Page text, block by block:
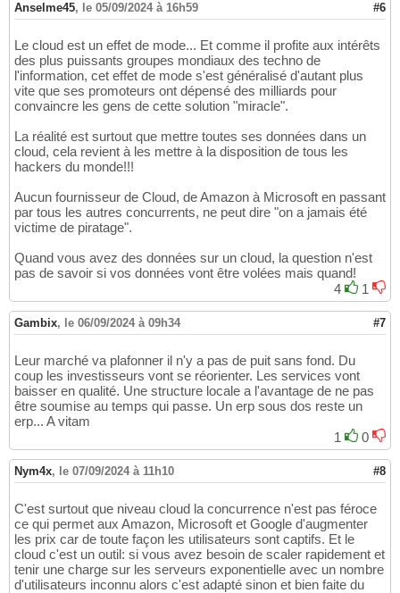
Anselme45, le 05/09/2024 à 16h59 #6
Le cloud est un effet de mode... Et comme il profite aux intérêts
des plus puissants groupes mondiaux des techno de
l'information, cet effet de mode s'est généralisé d'autant plus
vite que ses promoteurs ont dépensé des milliards pour
convaincre les gens de cette solution "miracle".
La réalité est surtout que mettre toutes ses données dans un
cloud, cela revient à les mettre à la disposition de tous les
hackers du monde!!!
Aucun fournisseur de Cloud, de Amazon à Microsoft en passant
par tous les autres concurrents, ne peut dire "on a jamais été
victime de piratage".
Quand vous avez des données sur un cloud, la question n'est
pas de savoir si vos données vont être volées mais quand!
4
1
Gambix, le 06/09/2024 à 09h34 #7
Leur marché va plafonner il n'y a pas de puit sans fond. Du
coup les investisseurs vont se réorienter. Les services vont
baisser en qualité. Une structure locale a l'avantage de ne pas
être soumise au temps qui passe. Un erp sous dos reste un
erp... A vitam
1
0
Nym4x, le 07/09/2024 à 11h10 #8
C'est surtout que niveau cloud la concurrence n'est pas féroce
ce qui permet aux Amazon, Microsoft et Google d'augmenter
les prix car de toute façon les utilisateurs sont captifs. Et le
cloud c'est un outil: si vous avez besoin de scaler rapidement et
tenir une charge sur les serveurs exponentielle avec un nombre
d'utilisateurs inconnu alors c'est adapté sinon et bien faite du